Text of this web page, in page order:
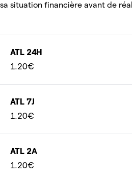
situation financière avant de
ATL 24H
1.20€
ATL 7J
1.20€
ATL 2A
1.20€